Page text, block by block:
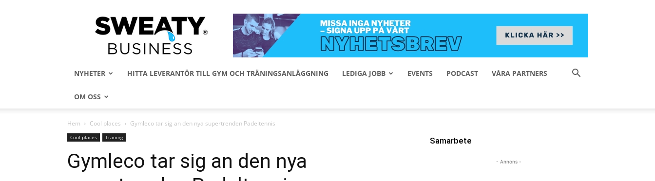
Sweaty
Business
NYHETER HITTA LEVERANTÖR TILL GYM OCH TRÄNINGSANLÄGGNING LEDIGA JOBB EVENTS PODCAST VÅRA PARTNERS
OM OSS
Hem Cool places Gymleco tar sig an den nya supertrenden Padeltennis
Cool places Träning
Gymleco tar sig an den nya
Samarbete
- Annons -